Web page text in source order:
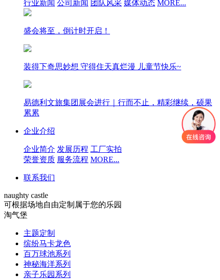
行业新闻 公司新闻 团队风采 媒体动态 MORE...
盛会将至，倒计时开启！
装得下奇思妙想 守得住天真烂漫 儿童节快乐~
易德利文旅集团展会进行｜行而不止，精彩继续，硕果
累累
企业介绍
企业简介 发展历程 工厂实拍
荣誉资质 服务流程 MORE...
联系我们
naughty castle
可根据场地自由定制属于您的乐园
淘气堡
主题定制
缤纷马卡龙色
百万球池系列
神秘海洋系列
亲子乐园系列